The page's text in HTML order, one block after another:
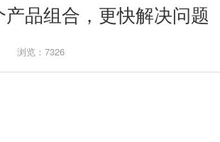
品组合，更快解决问题
浏览：7326